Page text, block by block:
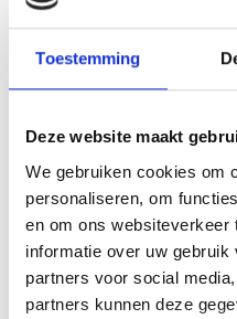
Toestemming
Deze website maakt
We gebruiken cookies om
personaliseren, om
en om ons websiteverkeer
informatie over uw
partners voor social
partners kunnen deze
€
€ 119,83